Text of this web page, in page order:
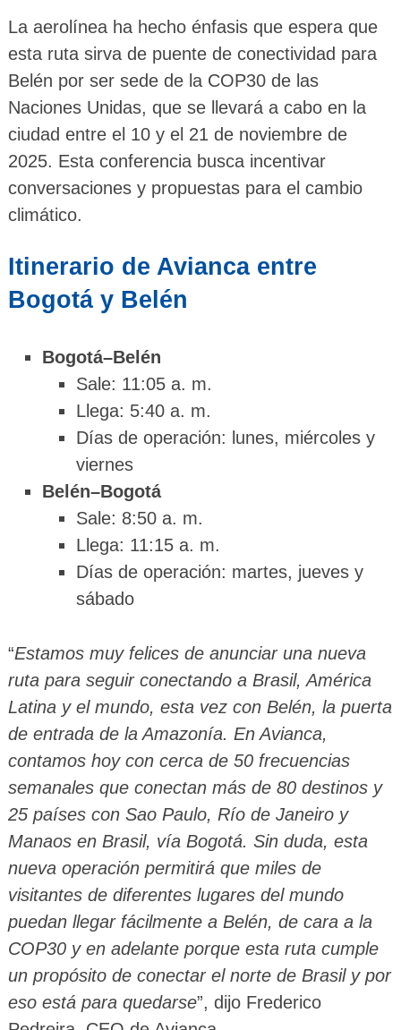
La aerolínea ha hecho énfasis que espera que
esta ruta sirva de puente de conectividad para
Belén por ser sede de la COP30 de las
Naciones Unidas, que se llevará a cabo en la
ciudad entre el 10 y el 21 de noviembre de
2025. Esta conferencia busca incentivar
conversaciones y propuestas para el cambio
climático.
Itinerario de Avianca entre
Bogotá y Belén
Bogotá–Belén
Sale: 11:05 a. m.
Llega: 5:40 a. m.
Días de operación: lunes, miércoles y
viernes
Belén–Bogotá
Sale: 8:50 a. m.
Llega: 11:15 a. m.
Días de operación: martes, jueves y
sábado
“Estamos muy felices de anunciar una nueva
ruta para seguir conectando a Brasil, América
Latina y el mundo, esta vez con Belén, la puerta
de entrada de la Amazonía. En Avianca,
contamos hoy con cerca de 50 frecuencias
semanales que conectan más de 80 destinos y
25 países con Sao Paulo, Río de Janeiro y
Manaos en Brasil, vía Bogotá. Sin duda, esta
nueva operación permitirá que miles de
visitantes de diferentes lugares del mundo
puedan llegar fácilmente a Belén, de cara a la
COP30 y en adelante porque esta ruta cumple
un propósito de conectar el norte de Brasil y por
eso está para quedarse”, dijo Frederico